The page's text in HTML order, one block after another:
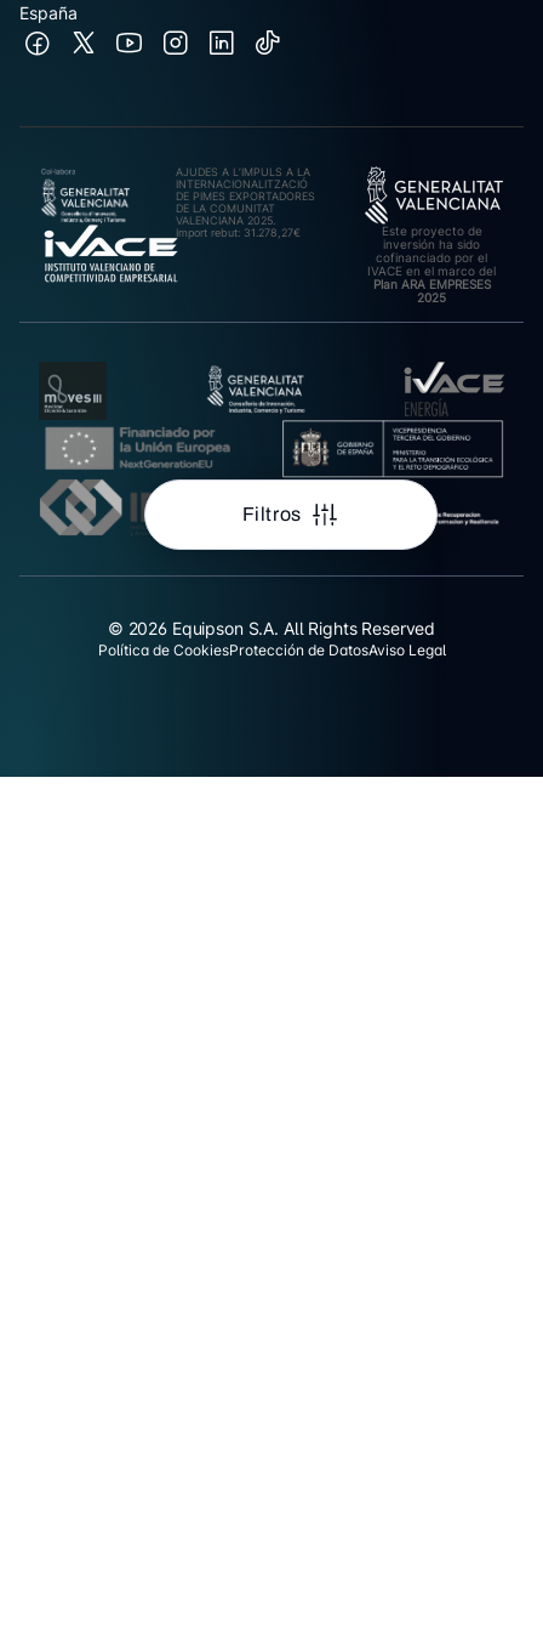
Filtros
España
AJUDES A L’IMPULS A LA
INTERNACIONALITZACIÓ
DE PIMES EXPORTADORES
DE LA COMUNITAT
VALENCIANA 2025.
Import rebut: 31.278,27€
Este proyecto de
inversión ha sido
cofinanciado por el
IVACE en el marco del
Plan ARA EMPRESES
2025
© 2026 Equipson S.A. All Rights Reserved
Política de CookiesProtección de DatosAviso Legal